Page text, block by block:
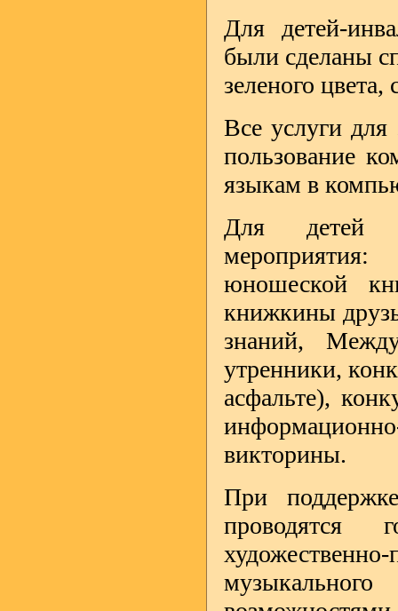
Для детей-
были сделаны
зеленого
Все услуги для
пользование
языкам в
Для детей
юношеской
книжкины
знаний,
утренники,
асфальте),
викторины.
При
проводятся